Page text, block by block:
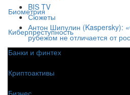
Биометрия
Киберпреступность
Банки и финтех
Криптоактивы
Бизнес
BIS TV
Сюжеты
Антон Шипулин (Kaspersky):
рубежом не отличается от